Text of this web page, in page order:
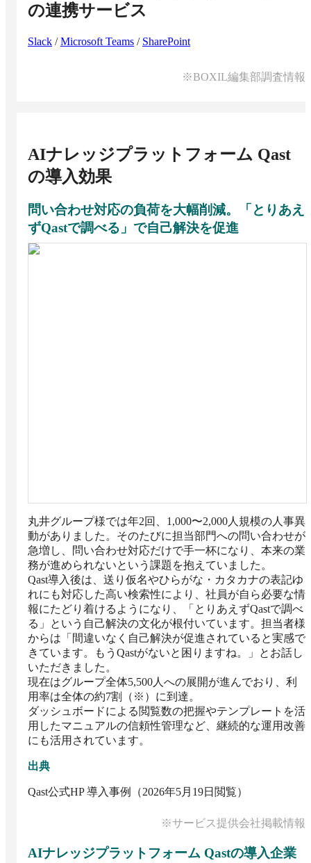
の連携サービス
Slack /Microsoft Teams / SharePoint
※BOXIL編集部調査情報
AIナレッジプラットフォーム Qast
の導入効果
問い合わせ対応の負荷を大幅削減。「とりあえ
ずQastで調べる」で自己解決を促進
丸井グループ様では年2回、1,000〜2,000人規模の人事異
動がありました。そのたびに担当部門への問い合わせが
急増し、問い合わせ対応だけで手一杯になり、本来の業
務が進められないという課題を抱えていました。
Qast導入後は、送り仮名やひらがな・カタカナの表記ゆ
れにも対応した高い検索性により、社員が自ら必要な情
報にたどり着けるようになり、「とりあえずQastで調べ
る」という自己解決の文化が根付いています。担当者様
からは「間違いなく自己解決が促進されていると実感で
きています。もうQastがないと困りますね。」とお話し
いただきました。
現在はグループ全体5,500人への展開が進んでおり、利
用率は全体の約7割（※）に到達。
ダッシュボードによる閲覧数の把握やテンプレートを活
用したマニュアルの信頼性管理など、継続的な運用改善
にも活用されています。
出典
Qast公式HP 導入事例（2026年5月19日閲覧）
※サービス提供会社掲載情報
AIナレッジプラットフォーム Qastの導入企業